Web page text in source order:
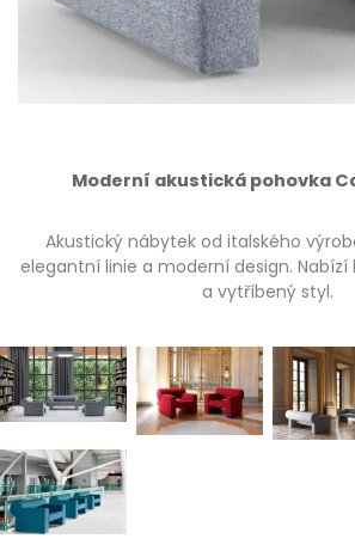
Moderní akustická pohovka
Akustický nábytek od italského
elegantní linie a moderní design.
a vytříbený styl.